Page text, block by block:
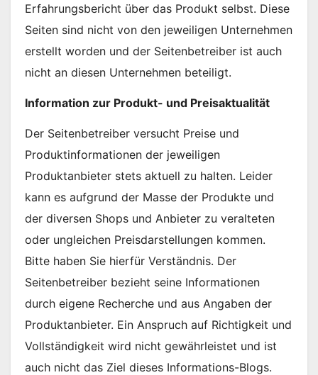
Erfahrungsbericht über das Produkt selbst. Diese
Seiten sind nicht von den jeweiligen Unternehmen
erstellt worden und der Seitenbetreiber ist auch
nicht an diesen Unternehmen beteiligt.
Information zur Produkt- und Preisaktualität
Der Seitenbetreiber versucht Preise und
Produktinformationen der jeweiligen
Produktanbieter stets aktuell zu halten. Leider
kann es aufgrund der Masse der Produkte und
der diversen Shops und Anbieter zu veralteten
oder ungleichen Preisdarstellungen kommen.
Bitte haben Sie hierfür Verständnis. Der
Seitenbetreiber bezieht seine Informationen
durch eigene Recherche und aus Angaben der
Produktanbieter. Ein Anspruch auf Richtigkeit und
Vollständigkeit wird nicht gewährleistet und ist
auch nicht das Ziel dieses Informations-Blogs.